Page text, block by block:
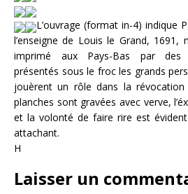
L’ouvrage (format in-4) indique
l’enseigne de Louis le Grand,
imprimé aux Pays-Bas par des
présentés sous le froc les grands
jouèrent un rôle dans la révocation
planches sont gravées avec verve,
et la volonté de faire rire est
attachant.
H
Laisser un